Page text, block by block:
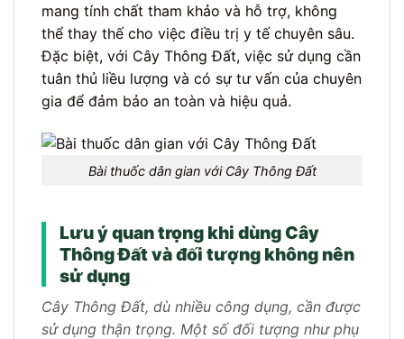
mang tính chất tham khảo và hỗ trợ, không
thể thay thế cho việc điều trị y tế chuyên sâu.
Đặc biệt, với Cây Thông Đất, việc sử dụng cần
tuân thủ liều lượng và có sự tư vấn của chuyên
gia để đảm bảo an toàn và hiệu quả.
Bài thuốc dân gian với Cây Thông Đất
Lưu ý quan trọng khi dùng Cây
Thông Đất và đối tượng không nên
sử dụng
Cây Thông Đất, dù nhiều công dụng, cần được
sử dụng thận trọng. Một số đối tượng như phụ